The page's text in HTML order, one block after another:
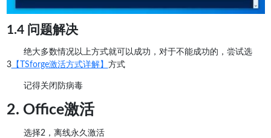
1.4 问题解决
绝大多数情况以上方式就可以成功，对于不能成功的，尝试选
3【TSforge激活方式详解】 方式
记得关闭防病毒
2. Office激活
选择2，离线永久激活